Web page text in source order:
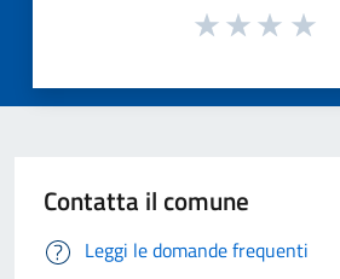
Contatta il comune
Leggi le domande frequenti